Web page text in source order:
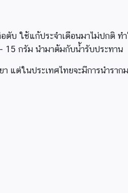
บ ใช้แก้ประจำเดือนมาไม่ปกติ ทำ
15 กรัม นำมาต้มกับน้ำรับประทาน
แต่ในประเทศไทยจะมีการนำราก